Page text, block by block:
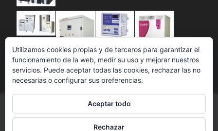
Esta web utiliza cookies propias y de terceros para mejorar
nuestros servicios. Si continúa navegando, consideramos que
acepta su uso.
Utilizamos cookies propias y de terceros para garantizar el
funcionamiento de la web, medir su uso y mejorar nuestros
servicios. Puede aceptar todas las cookies, rechazar las no
necesarias o configurar sus preferencias.
Aceptar todo
Rechazar